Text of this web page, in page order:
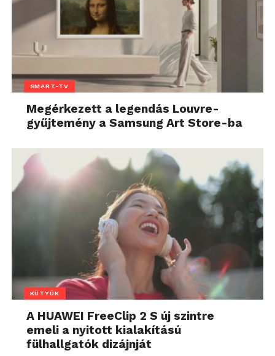
SMART-TV
Megérkezett a legendás Louvre-
gyűjtemény a Samsung Art Store-ba
KÜTYÜK
A HUAWEI FreeClip 2 S új szintre
emeli a nyitott kialakítású
fülhallgatók dizájnját